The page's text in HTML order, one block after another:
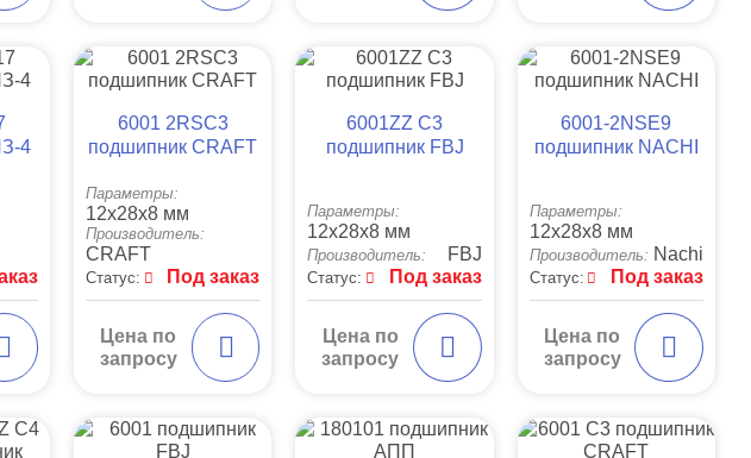
4
6001 2RSC3
подшипник CRAFT
Параметры:
12x28x8 мм
Производитель:
CRAFT
Статус: Под заказ
Цена по
запросу
6001ZZ C3
подшипник FBJ
Параметры:
12x28x8 мм
Производитель: FBJ
Статус: Под заказ
Цена по
запросу
6001-2NSE9
подшипник NACHI
Параметры:
12x28x8 мм
Производитель: Nachi
Статус: Под заказ
Цена по
запросу